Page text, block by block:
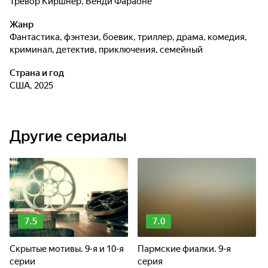
Жанр
фантастика, фэнтези, боевик, триллер, драма, комедия,
криминал, детектив, приключения, семейный
Страна и год
США, 2025
Другие сериалы
7.5
Скрытые мотивы. 9-я и 10-я
серии
7.0
Пармские фиалки. 9-я
серия